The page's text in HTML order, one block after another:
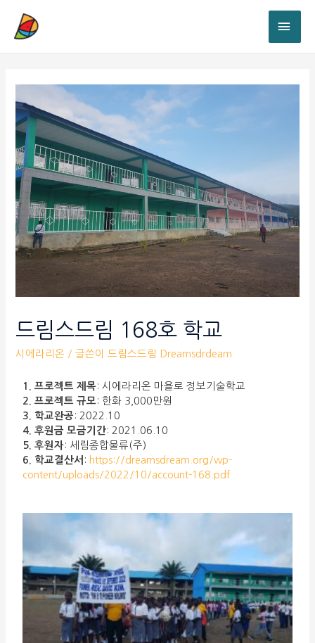
드림스드림 168호 학교
시에라리온 / 글쓴이드림스드림 Dreamsdrdeam
1. 프로젝트 제목 : 시에라리온 마욜로 정보기술학교
2. 프로젝트 규모 : 한화 3,000만원
3. 학교완공 : 2022.10
4. 후원금 모금기간: 2021.06.10
5. 후원자 : 세림종합물류(주)
6. 학교결산서 : https://dreamsdream.org/wp-
content/uploads/2022/10/account-168.pdf